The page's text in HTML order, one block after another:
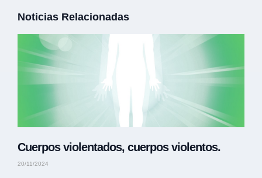
Noticias Relacionadas
Cuerpos violentados, cuerpos violentos.
20/11/2024